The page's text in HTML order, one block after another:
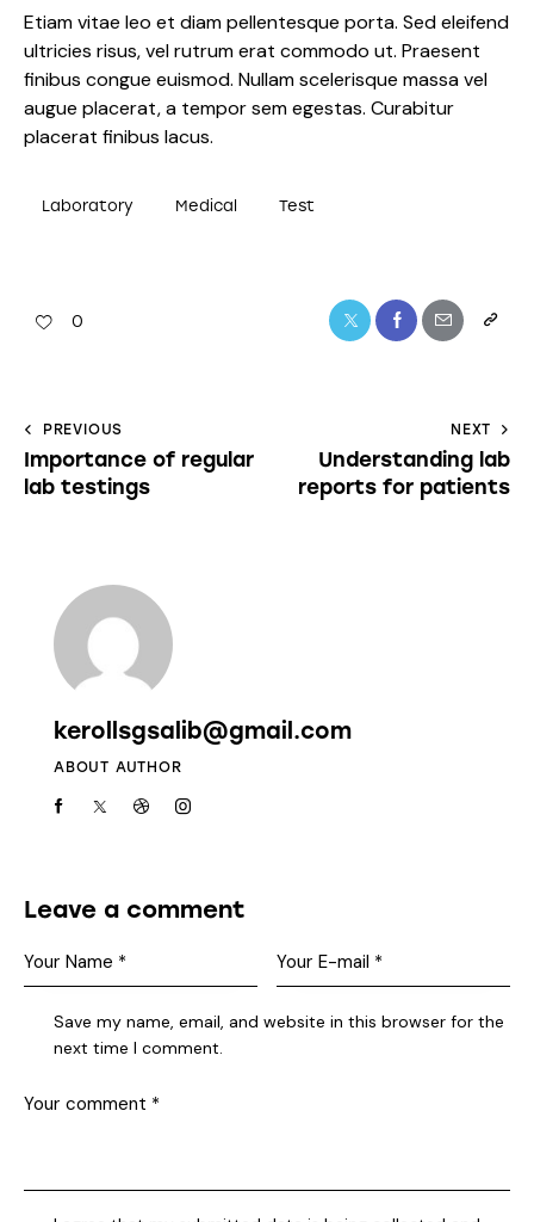
Etiam vitae leo et diam pellentesque porta. Sed eleifend
ultricies risus, vel rutrum erat commodo ut. Praesent
finibus congue euismod. Nullam scelerisque massa vel
augue placerat, a tempor sem egestas. Curabitur
placerat finibus lacus.
Laboratory Medical Test
0
PREVIOUS
Importance of regular
lab testings
NEXT
Understanding lab
reports for patients
kerollsgsalib@gmail.com
ABOUT AUTHOR
Leave a comment
Save my name, email, and website in this browser for the
next time I comment.
Vaccines
Available Now